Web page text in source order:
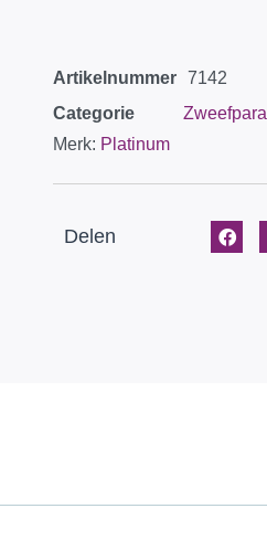
Artikelnummer 7142
Categorie
Merk: Platinum
Delen